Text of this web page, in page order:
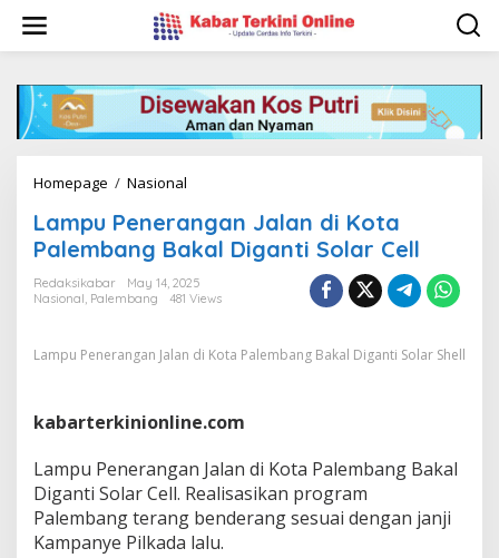
i
Homepage / Nasional
m
p
u
P
e
r
g
n
J
a
l
a
Lampu Penerangan Jalan di Kota
Palembang Bakal Diganti Solar Cell
Redaksikabar
May 14, 2025
Nasional, Palembang 481 Views
Lampu Penerangan Jalan di Kota Palembang Bakal Diganti Solar Shell
kabarterkinionline.com
Lampu Penerangan Jalan di Kota Palembang Bakal
Diganti Solar Cell. Realisasikan program
Palembang terang benderang sesuai dengan janji
Kampanye Pilkada lalu.